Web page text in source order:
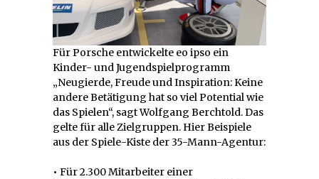
Für Porsche entwickelte eo ipso ein
Kinder- und Jugendspielprogramm
„Neugierde, Freude und Inspiration: Keine
andere Betätigung hat so viel Potential wie
das Spielen“, sagt Wolfgang Berchtold. Das
gelte für alle Zielgruppen. Hier Beispiele
aus der Spiele-Kiste der 35-Mann-Agentur:
• Für 2.300 Mitarbeiter einer